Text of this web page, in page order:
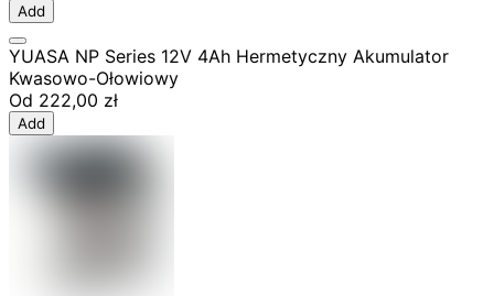
Add
YUASA NP Series 12V 4Ah Hermetyczny Akumulator
Kwasowo-Ołowiowy
Od 222,00 zł
Add